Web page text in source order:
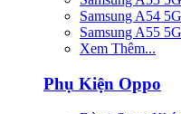
Samsung A54 5G
Samsung A55 5G
Xem Thêm...
Phụ Kiện Oppo